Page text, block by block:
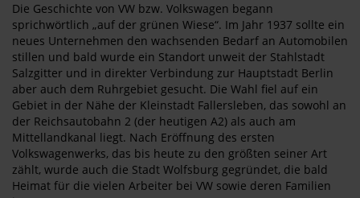
Die Geschichte von VW bzw. Volkswagen begann
sprichwörtlich „auf der grünen Wiese“. Im Jahr 1937 sollte ein
neues Unternehmen den wachsenden Bedarf an Automobilen
stillen und bald wurde ein Standort unweit der Stahlstadt
Salzgitter und in direkter Verbindung zur Hauptstadt Berlin
aber auch dem Ruhrgebiet gesucht. Die Wahl fiel auf ein
Gebiet in der Nähe der Kleinstadt Fallersleben, das sowohl an
der Reichsautobahn 2 (der heutigen A2) als auch am
Mittellandkanal liegt. Nach Eröffnung des ersten
Volkswagenwerks, das bis heute zu den größten seiner Art
zählt, wurde auch die Stadt Wolfsburg gegründet, die bald
Heimat für die vielen Arbeiter bei VW sowie deren Familien